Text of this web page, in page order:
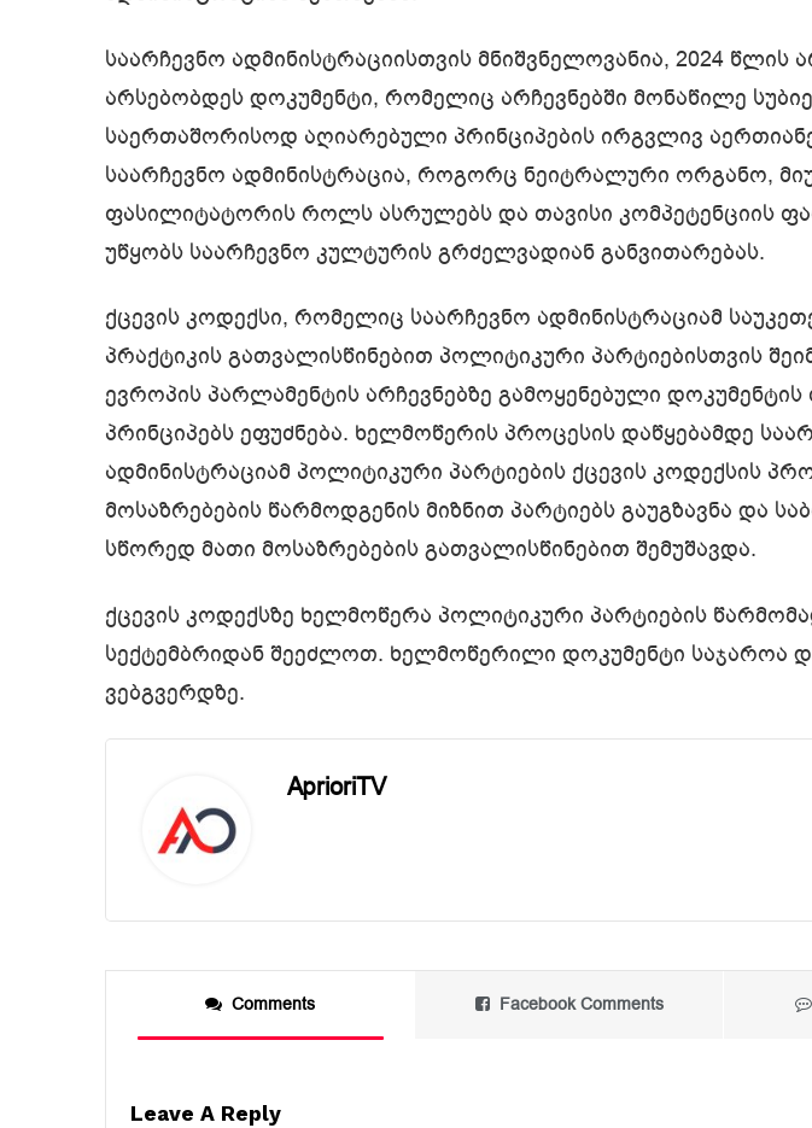
საარჩევნო ადმინისტრაციისთვის მნიშვნელოვანია, 2024 წლის
არსებობდეს დოკუმენტი, რომელიც არჩევნებში მონაწილე
საერთაშორისოდ აღიარებული პრინციპების ირგვლივ
საარჩევნო ადმინისტრაცია, როგორც ნეიტრალური ორგანო,
ფასილიტატორის როლს ასრულებს და თავისი კომპეტენციის
უწყობს საარჩევნო კულტურის გრძელვადიან განვითარებას.
ქცევის კოდექსი, რომელიც საარჩევნო ადმინისტრაციამ
პრაქტიკის გათვალისწინებით პოლიტიკური პარტიებისთვის
ევროპის პარლამენტის არჩევნებზე გამოყენებული
პრინციპებს ეფუძნება. ხელმოწერის პროცესის დაწყებამდე
ადმინისტრაციამ პოლიტიკური პარტიების ქცევის კოდექსის
მოსაზრებების წარმოდგენის მიზნით პარტიებს გაუგზავნა და
სწორედ მათი მოსაზრებების გათვალისწინებით შემუშავდა.
ქცევის კოდექსზე ხელმოწერა პოლიტიკური პარტიების
სექტემბრიდან შეეძლოთ. ხელმოწერილი დოკუმენტი საჯაროა
ვებგვერდზე.
AprioriTV
Comments Facebook Comments
Leave A Reply